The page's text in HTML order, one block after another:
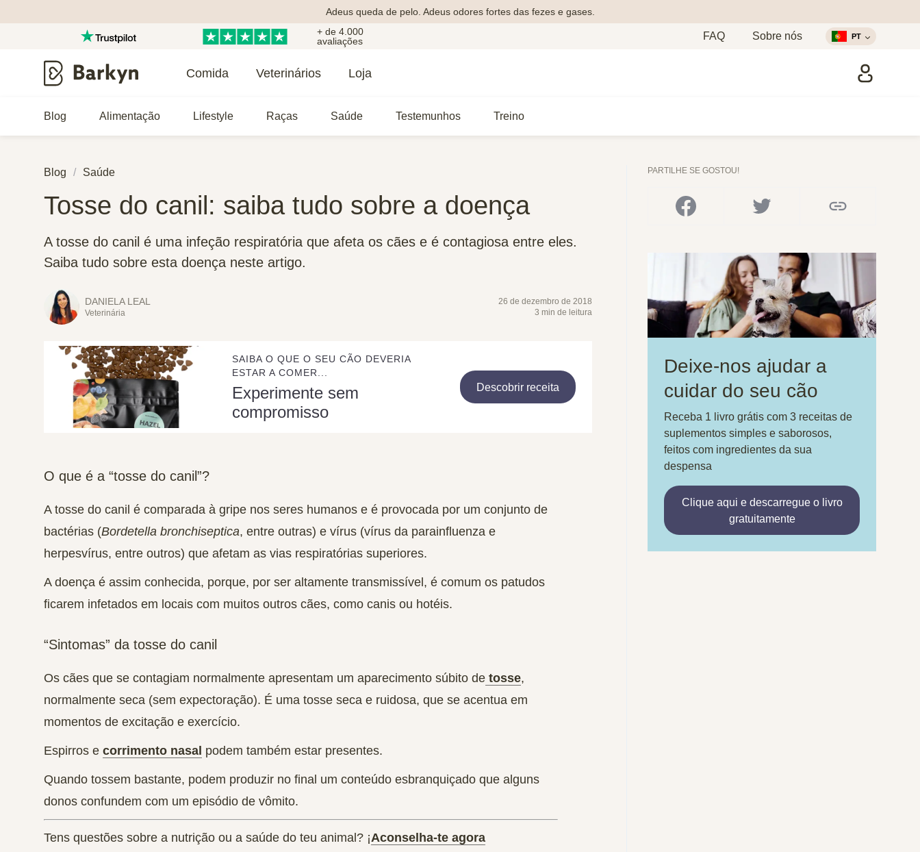
Adeus queda de pelo. Adeus odores fortes das fezes e gases.
+ de 4.000
avaliações
FAQ Sobre nós PT
Comida Veterinários Loja
Blog Alimentação Lifestyle Raças Saúde Testemunhos Treino
Blog Saúde
Tosse do canil: saiba tudo sobre a doença
A tosse do canil é uma infeção respiratória que afeta os cães e é contagiosa entre eles.
Saiba tudo sobre esta doença neste artigo.
DANIELA LEAL
Veterinária
26 de dezembro de 2018
3 min de leitura
SAIBA O QUE O SEU CÃO DEVERIA
ESTAR A COMER...
Experimente sem
compromisso
Descobrir receita
O que é a “tosse do canil”?
A tosse do canil é comparada à gripe nos seres humanos e é provocada por um conjunto de
bactérias (Bordetella bronchiseptica, entre outras) e vírus (vírus da parainfluenza e
herpesvírus, entre outros) que afetam as vias respiratórias superiores.
A doença é assim conhecida, porque, por ser altamente transmissível, é comum os patudos
ficarem infetados em locais com muitos outros cães, como canis ou hotéis.
“Sintomas” da tosse do canil
Os cães que se contagiam normalmente apresentam um aparecimento súbito de tosse,
normalmente seca (sem expectoração). É uma tosse seca e ruidosa, que se acentua em
momentos de excitação e exercício.
Espirros e corrimento nasal podem também estar presentes.
Quando tossem bastante, podem produzir no final um conteúdo esbranquiçado que alguns
donos confundem com um episódio de vômito.
Tens questões sobre a nutrição ou a saúde do teu animal? ¡Aconselha-te agora
PARTILHE SE GOSTOU!
Deixe-nos ajudar a
cuidar do seu cão
Receba 1 livro grátis com 3 receitas de
suplementos simples e saborosos,
feitos com ingredientes da sua
despensa
Clique aqui e descarregue o livro
gratuitamente